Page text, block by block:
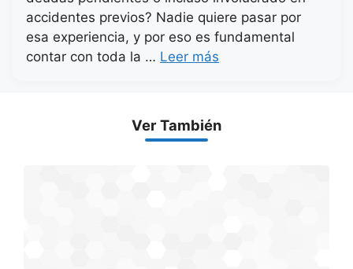
accidentes previos? Nadie quiere pasar por
esa experiencia, y por eso es fundamental
contar con toda la … Leer más
Ver También